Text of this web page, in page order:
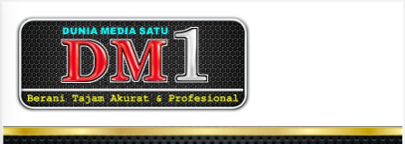
content
DM1